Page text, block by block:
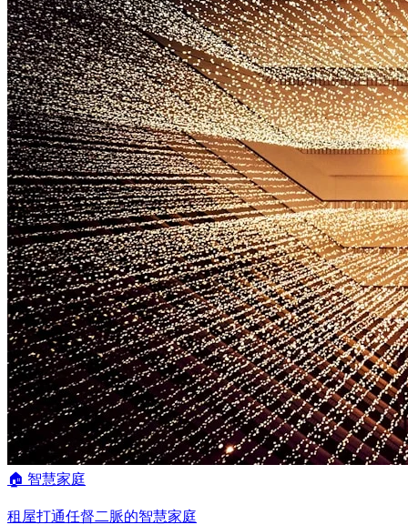
🏠 智慧家庭
租屋打通任督二脈的智慧家庭